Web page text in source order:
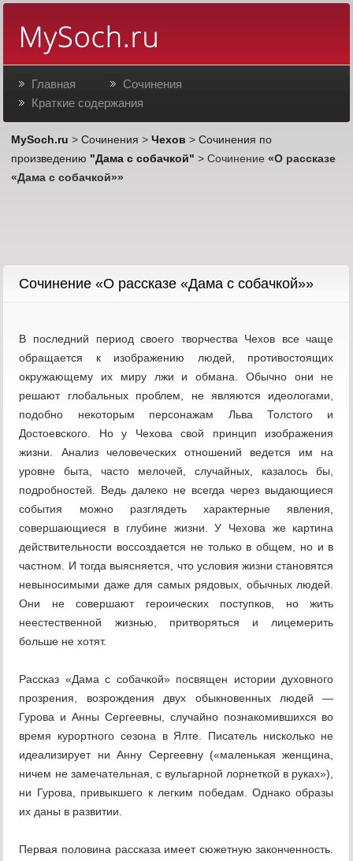
Главная
Сочинения
Краткие содержания
MySoch.ru >Сочинения >Чехов >Сочинения по
произведению "Дама с собачкой" > Сочинение«О рассказе
«Дама с собачкой»»
Cочинение «О рассказе «Дама с собачкой»»
В последний период своего твор­чества Чехов все чаще
обраща­ется к изображению людей, про­тивостоящих
окружающему их миру лжи и обмана. Обычно они не
решают глобальных проблем, не являются идеологами,
подобно некоторым персона­жам Льва Толстого и
Достоевского. Но у Чехова свой принцип изображения
жизни. Анализ челове­ческих отношений ведется им на
уровне быта, часто мелочей, случайных, казалось бы,
подробностей. Ведь далеко не всегда через выдающиеся
события можно разглядеть характерные явления,
совершающиеся в глубине жизни. У Чехова же картина
действитель­ности воссоздается не только в общем, но и в
частном. И тогда выясняется, что условия жизни становятся
невыносимыми даже для самых рядовых, обычных людей.
Они не совершают героических поступков, но жить
неестественной жизнью, притво­ряться и лицемерить
больше не хотят.
Рассказ «Дама с собачкой» посвящен истории ду­ховного
прозрения, возрождения двух обыкновенных людей —
Гурова и Анны Сергеевны, случайно позна­комившихся во
время курортного сезона в Ялте. Писатель нисколько не
идеализирует ни Анну Сер­геевну («маленькая женщина,
ничем не замечатель­ная, с вульгарной лорнеткой в руках»),
ни Гурова, привыкшего к легким победам. Однако образы
их даны в развитии.
Первая половина рассказа имеет сюжетную за­конченность.